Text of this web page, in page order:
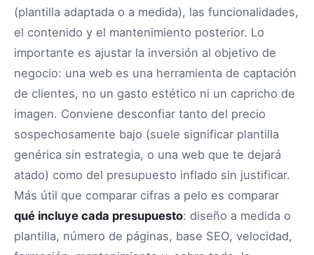
(plantilla adaptada o a medida), las funcionalidades,
el contenido y el mantenimiento posterior. Lo
importante es ajustar la inversión al objetivo de
negocio: una web es una herramienta de captación
de clientes, no un gasto estético ni un capricho de
imagen. Conviene desconfiar tanto del precio
sospechosamente bajo (suele significar plantilla
genérica sin estrategia, o una web que te dejará
atado) como del presupuesto inflado sin justificar.
Más útil que comparar cifras a pelo es comparar
qué incluye cada presupuesto: diseño a medida o
plantilla, número de páginas, base SEO, velocidad,